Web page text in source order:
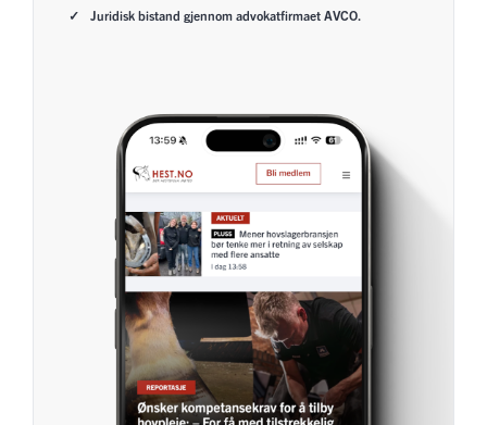
Juridisk bistand gjennom advokatfirmaet AVCO.